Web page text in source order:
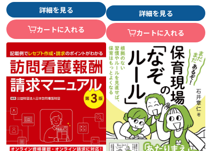
詳細を見る
カートに入れる
詳細を見る
カートに入れる